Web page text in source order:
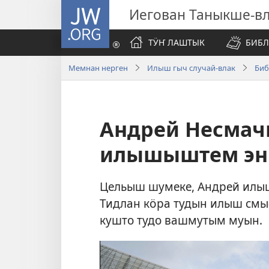
JW.ORG Иегован Таныкше-
ТӰҤ ЛАШТЫК
Мемнан нерген Илыш гыч случай-влак
Андрей
илышыштем эн
Цельыш шумеке, Андрей
Тидлан кӧра тудын илыш
кушто тудо вашмутым муын.